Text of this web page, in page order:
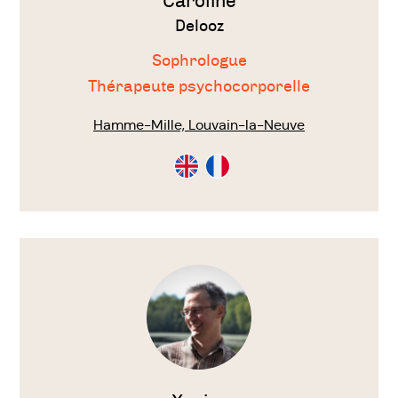
Delooz
Sophrologue
Thérapeute psychocorporelle
Hamme-Mille, Louvain-la-Neuve
Consultation
en
Consultation
en
Voir